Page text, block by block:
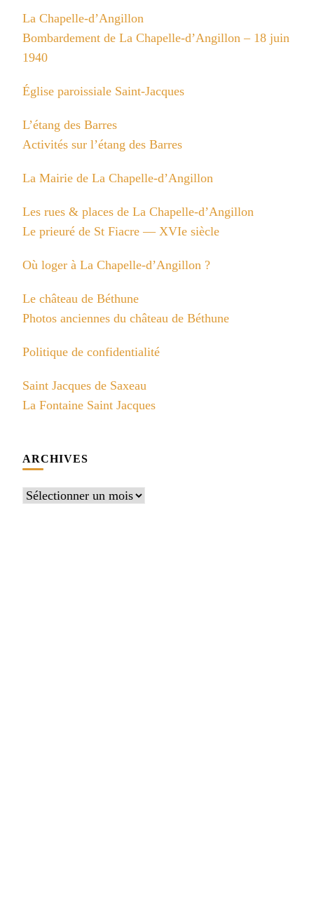
La Chapelle-d’Angillon
Bombardement de La Chapelle-d’Angillon – 18 juin
1940
Église paroissiale Saint-Jacques
L’étang des Barres
Activités sur l’étang des Barres
La Mairie de La Chapelle-d’Angillon
Les rues & places de La Chapelle-d’Angillon
Le prieuré de St Fiacre — XVIe siècle
Où loger à La Chapelle-d’Angillon ?
Le château de Béthune
Photos anciennes du château de Béthune
Politique de confidentialité
Saint Jacques de Saxeau
La Fontaine Saint Jacques
ARCHIVES
Archives